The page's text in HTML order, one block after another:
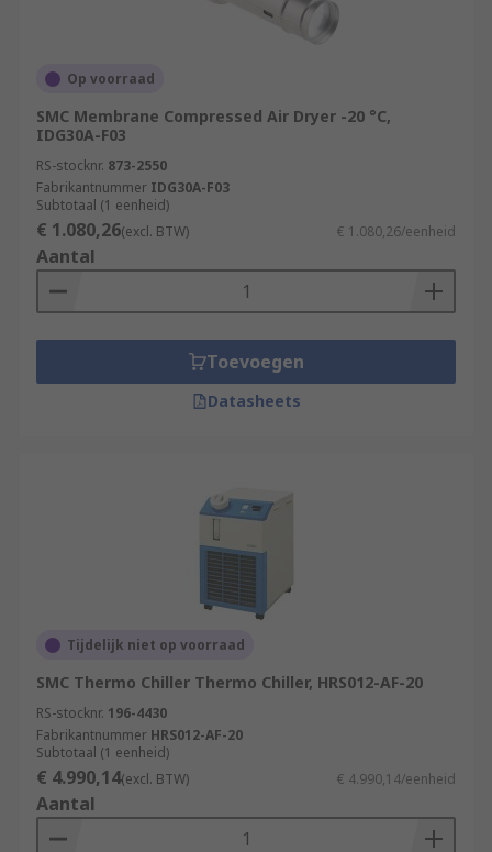
Op voorraad
SMC Membrane Compressed Air Dryer -20 °C,
IDG30A-F03
RS-stocknr. 873-2550
Fabrikantnummer IDG30A-F03
Subtotaal (1 eenheid)
€ 1.080,26(excl. BTW) € 1.080,26/eenheid
Aantal
Toevoegen
Datasheets
Tijdelijk niet op voorraad
SMC Thermo Chiller Thermo Chiller, HRS012-AF-20
RS-stocknr. 196-4430
Fabrikantnummer HRS012-AF-20
Subtotaal (1 eenheid)
€ 4.990,14(excl. BTW) € 4.990,14/eenheid
Aantal